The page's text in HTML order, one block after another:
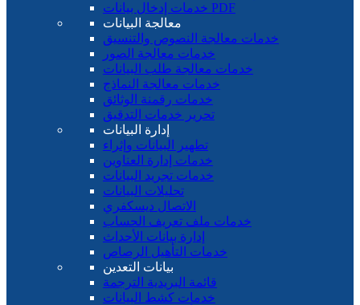
خدمات إدخال بيانات PDF
معالجة البيانات
خدمات معالجة النصوص والتنسيق
خدمات معالجة الصور
خدمات معالجة طلب البيانات
خدمات معالجة النماذج
خدمات رقمنة الوثائق
تحرير خدمات التدقيق
إدارة البيانات
تطهير البيانات وإثراء
خدمات إدارة العناوين
خدمات تجريد البيانات
تحليلات البيانات
الاتصال ديسكفري
خدمات ملف تعريف الحساب
إدارة بيانات الأحداث
خدمات التأهيل الرصاص
بيانات التعدين
قائمة البريدية الترجمة
خدمات كشط البيانات